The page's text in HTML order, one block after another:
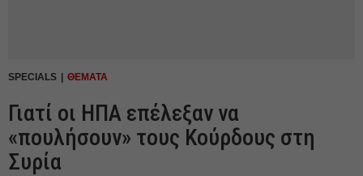
SPECIALS ΘΕΜΑΤΑ
Γιατί οι ΗΠΑ επέλεξαν να
«πουλήσουν» τους Κούρδους στη
Συρία